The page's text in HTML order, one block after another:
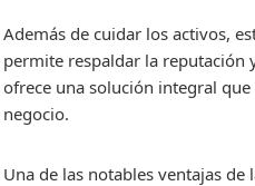
Además de cuidar los activos,
permite respaldar la reputación
ofrece una solución integral
negocio.
Una de las notables ventajas